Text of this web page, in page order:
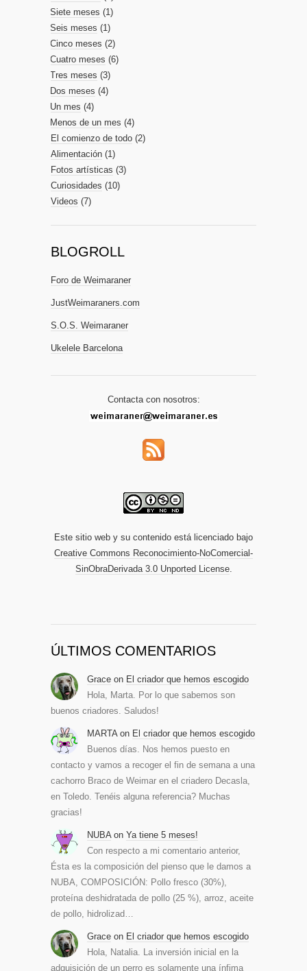
Siete meses (1)
Seis meses (1)
Cinco meses (2)
Cuatro meses (6)
Tres meses (3)
Dos meses (4)
Un mes (4)
Menos de un mes (4)
El comienzo de todo (2)
Alimentación (1)
Fotos artísticas (3)
Curiosidades (10)
Videos (7)
BLOGROLL
Foro de Weimaraner
JustWeimaraners.com
S.O.S. Weimaraner
Ukelele Barcelona
Contacta con nosotros:
Este sitio web y su contenido está licenciado bajo
Creative Commons Reconocimiento-NoComercial-
SinObraDerivada 3.0 Unported License.
ÚLTIMOS COMENTARIOS
Grace on El criador que hemos escogido
Hola, Marta. Por lo que sabemos son
buenos criadores. Saludos!
MARTA on El criador que hemos escogido
Buenos días. Nos hemos puesto en
contacto y vamos a recoger el fin de semana a una
cachorro Braco de Weimar en el criadero Decasla,
en Toledo. Tenéis alguna referencia? Muchas
gracias!
NUBA on Ya tiene 5 meses!
Con respecto a mi comentario anterior,
Ésta es la composición del pienso que le damos a
NUBA, COMPOSICIÓN: Pollo fresco (30%),
proteína deshidratada de pollo (25 %), arroz, aceite
de pollo, hidrolizad…
Grace on El criador que hemos escogido
Hola, Natalia. La inversión inicial en la
adquisición de un perro es solamente una ínfima